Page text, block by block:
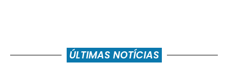
ÚLTIMAS NOTÍCIAS